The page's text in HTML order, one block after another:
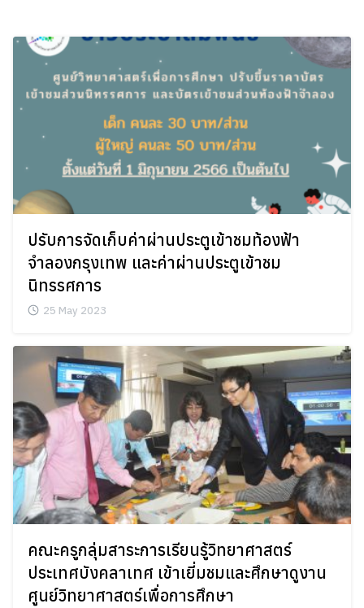
content
ปรับการจัดเก็บค่าผ่านประตูเข้าชมท้องฟ้า
จำลองกรุงเทพ และค่าผ่านประตูเข้าชม
นิทรรศการ
25 May 2023
คณะครูกลุ่มสาระการเรียนรู้วิทยาศาสตร์
ประเทศบังคลาเทศ เข้าเยี่มชมและศึกษาดูงาน
ศูนย์วิทยาศาสตร์เพื่อการศึกษา